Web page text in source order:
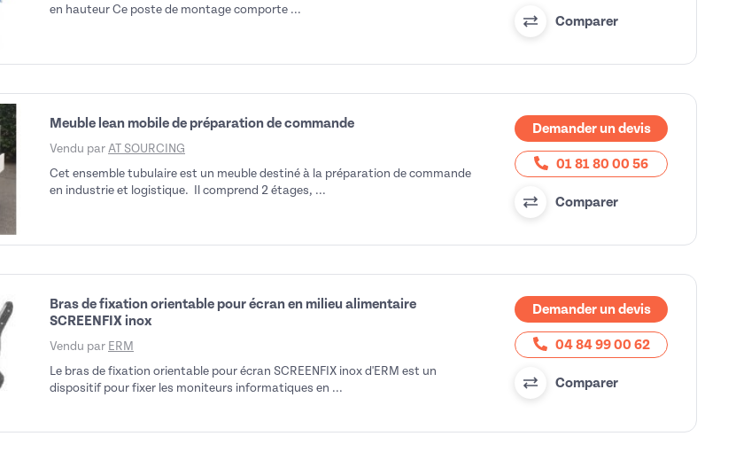
en hauteur Ce poste de montage comporte ...
Comparer
Meuble lean mobile de préparation de commande
Vendu par AT SOURCING
Cet ensemble tubulaire est un meuble destiné à la préparation de commande
en industrie et logistique. Il comprend 2 étages, ...
Demander un devis
01 81 80 00 56
Comparer
Bras de fixation orientable pour écran en milieu alimentaire
SCREENFIX inox
Vendu par ERM
Le bras de fixation orientable pour écran SCREENFIX inox d'ERM est un
dispositif pour fixer les moniteurs informatiques en ...
Demander un devis
04 84 99 00 62
Comparer